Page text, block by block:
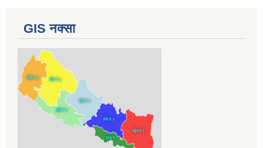
GIS नक्सा